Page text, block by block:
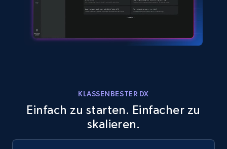
KLASSENBESTER DX
Einfach zu starten. Einfacher zu
skalieren.